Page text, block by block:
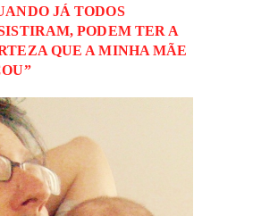
JÁ TODOS
PODEM TER A
QUE A MINHA MÃE